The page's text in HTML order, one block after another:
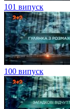
101 випуск
100 випуск